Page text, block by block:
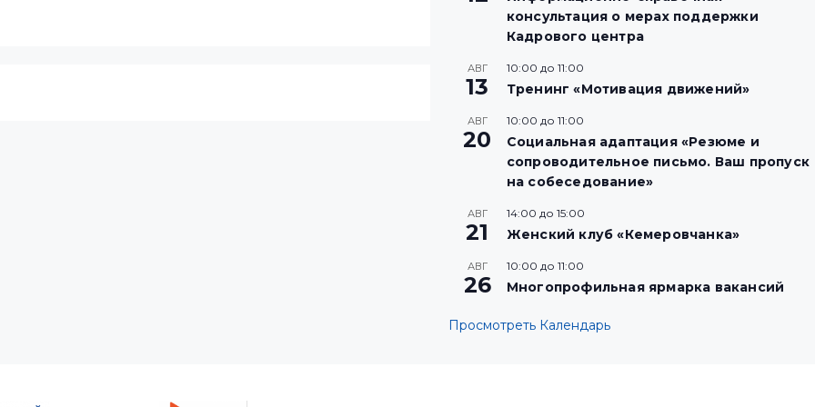
консультация о мерах поддержки
Кадрового центра
АВГ
13
10:00 до 11:00
Тренинг «Мотивация движений»
АВГ
20
10:00 до 11:00
Социальная адаптация «Резюме и
сопроводительное письмо. Ваш пропуск
на собеседование»
АВГ
21
14:00 до 15:00
Женский клуб «Кемеровчанка»
АВГ
26
10:00 до 11:00
Многопрофильная ярмарка вакансий
Просмотреть Календарь